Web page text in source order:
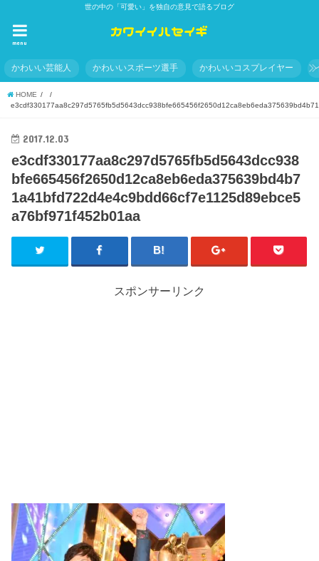
世の中の「可愛い」を独自の意見で語るブログ
menu
かわいい芸能人 かわいいスポーツ選手 かわいいコスプレイヤー
HOME
2017.12.03
e3cdf330177aa8c297d5765fb5d5643dcc938
bfe665456f2650d12ca8eb6eda375639bd4b7
1a41bfd722d4e4c9bdd66cf7e1125d89ebce5
a76bf971f452b01aa
スポンサーリンク